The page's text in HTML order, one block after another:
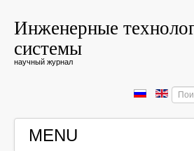
Инженерные
системы
научный журнал
MENU